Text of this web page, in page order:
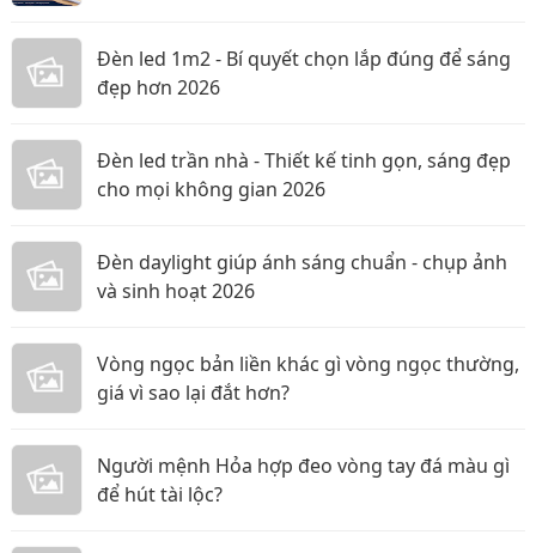
Đèn led 1m2 - Bí quyết chọn lắp đúng để sáng
đẹp hơn 2026
Đèn led trần nhà - Thiết kế tinh gọn, sáng đẹp
cho mọi không gian 2026
Đèn daylight giúp ánh sáng chuẩn - chụp ảnh
và sinh hoạt 2026
Vòng ngọc bản liền khác gì vòng ngọc thường,
giá vì sao lại đắt hơn?
Người mệnh Hỏa hợp đeo vòng tay đá màu gì
để hút tài lộc?